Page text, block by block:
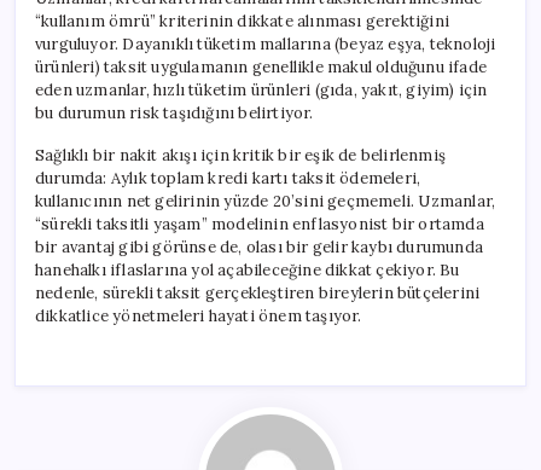
“kullanım ömrü” kriterinin dikkate alınması gerektiğini
vurguluyor. Dayanıklı tüketim mallarına (beyaz eşya, teknoloji
ürünleri) taksit uygulamanın genellikle makul olduğunu ifade
eden uzmanlar, hızlı tüketim ürünleri (gıda, yakıt, giyim) için
bu durumun risk taşıdığını belirtiyor.
Sağlıklı bir nakit akışı için kritik bir eşik de belirlenmiş
durumda: Aylık toplam kredi kartı taksit ödemeleri,
kullanıcının net gelirinin yüzde 20’sini geçmemeli. Uzmanlar,
“sürekli taksitli yaşam” modelinin enflasyonist bir ortamda
bir avantaj gibi görünse de, olası bir gelir kaybı durumunda
hanehalkı iflaslarına yol açabileceğine dikkat çekiyor. Bu
nedenle, sürekli taksit gerçekleştiren bireylerin bütçelerini
dikkatlice yönetmeleri hayati önem taşıyor.